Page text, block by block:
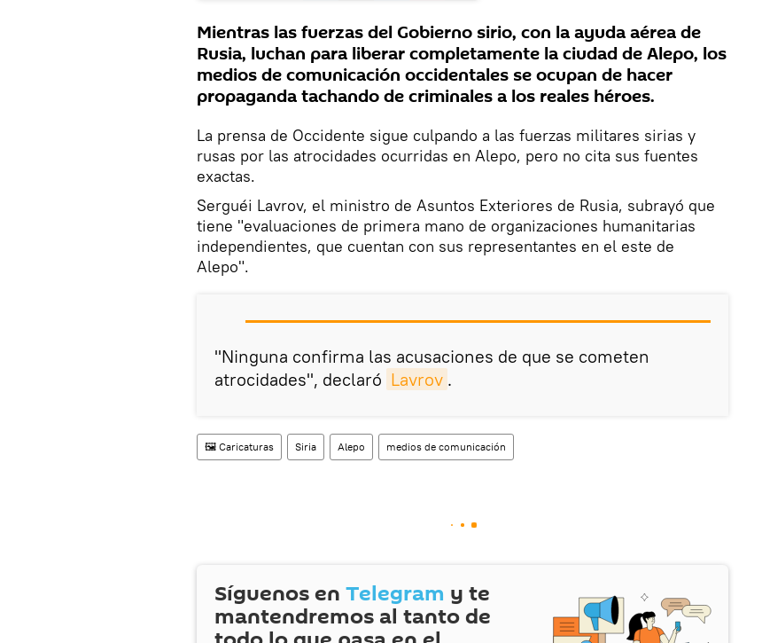
Mientras las fuerzas del Gobierno sirio, con la ayuda aérea de
Rusia, luchan para liberar completamente la ciudad de Alepo, los
medios de comunicación occidentales se ocupan de hacer
propaganda tachando de criminales a los reales héroes.
La prensa de Occidente sigue culpando a las fuerzas militares sirias y
rusas por las atrocidades ocurridas en Alepo, pero no cita sus fuentes
exactas.
Serguéi Lavrov, el ministro de Asuntos Exteriores de Rusia, subrayó que
tiene "evaluaciones de primera mano de organizaciones humanitarias
independientes, que cuentan con sus representantes en el este de
Alepo".
"Ninguna confirma las acusaciones de que se cometen
atrocidades", declaró Lavrov .
🖼️ Caricaturas Siria Alepo medios de comunicación
Síguenos en Telegram y te
mantendremos al tanto de